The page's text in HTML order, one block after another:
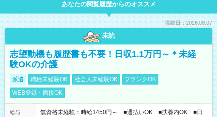
あなたの閲覧履歴からのオススメ
掲載日：2026.08.07
未読
志望動機も履歴書も不要！日収1.1万円～＊未経
験OKの介護
派遣 職種未経験OK 社会人未経験OK
ブランクOK
WEB登録・面接OK
給与
無資格未経験：時給1450円～ ■週払いOK ■扶養内OK ■日